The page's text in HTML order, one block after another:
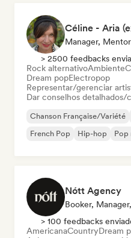
Céline - Aria
Manager, Mentor
> 2500 feedbacks
Rock alternativoAmbiente
Dream popElectropop
Representar/gerenciar
Dar conselhos detalhados/
Chanson Française/Variété
French Pop
Hip-hop Pop
Nótt Agency
Booker,
> 100 feedbacks
AmericanaCountryDream